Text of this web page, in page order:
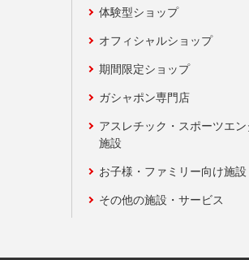
体験型ショップ
オフィシャルショップ
期間限定ショップ
ガシャポン専門店
アスレチック・スポーツエン
施設
お子様・ファミリー向け施設
その他の施設・サービス